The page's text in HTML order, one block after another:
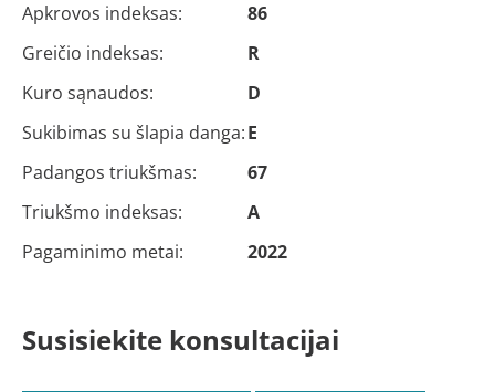
Apkrovos indeksas:
86
Greičio indeksas:
R
Kuro sąnaudos:
D
Sukibimas su šlapia danga:E
Padangos triukšmas:
67
Triukšmo indeksas:
A
Pagaminimo metai:
2022
Susisiekite konsultacijai